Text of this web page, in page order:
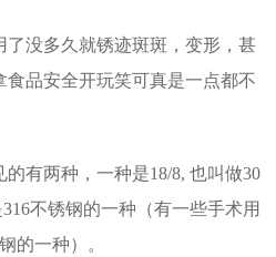
没多久就锈迹斑斑，变形，甚
品安全开玩笑可真是一点都不
有两种，一种是18/8, 也叫做30
不锈钢的一种（有一些手术用
的一种）。